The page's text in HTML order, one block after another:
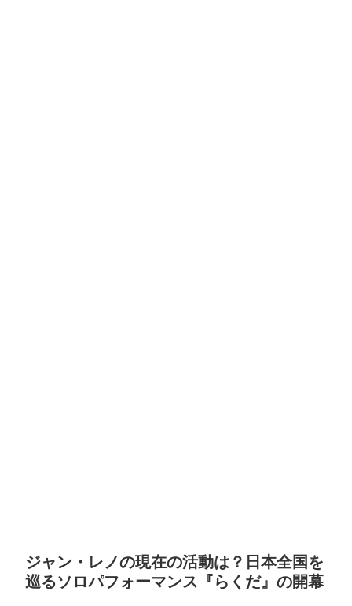
ジャン・レノの現在の活動は？日本全国を
巡るソロパフォーマンス『らくだ』の開幕